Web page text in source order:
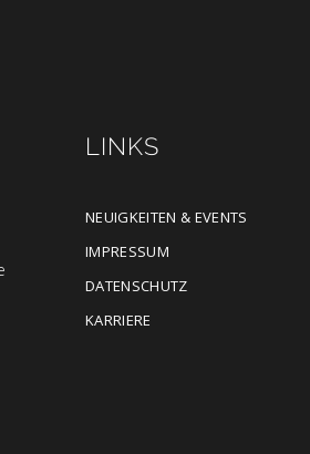
LINKS
NEUIGKEITEN & EVENTS
IMPRESSUM
DATENSCHUTZ
KARRIERE